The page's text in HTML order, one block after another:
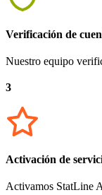
Verificación de
Nuestro equipo
3
Activación de
Activamos StatLine